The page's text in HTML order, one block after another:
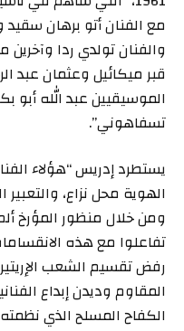
مع الفنان أتو برهان سقيد
والفنان تولدي ردا وآخرين
قبر ميكائيل وعثمان عبد
الموسيقيين عبد الله أبو
تسفاهوني”.
يستطرد إدريس “هؤلاء
الهوية محل نزاع،
ومن خلال منظور المؤرخ
تفاعلوا مع هذه
رفض تقسيم الشعب
المقاوم وديدن إبداع
الكفاح المسلح الذي